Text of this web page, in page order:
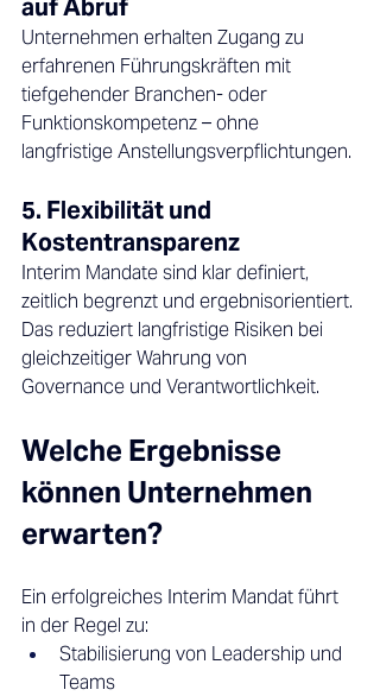
auf Abruf
Unternehmen erhalten Zugang zu
erfahrenen Führungskräften mit
tiefgehender Branchen- oder
Funktionskompetenz – ohne
langfristige Anstellungsverpflichtungen.
5. Flexibilität und
Kostentransparenz
Interim Mandate sind klar definiert,
zeitlich begrenzt und ergebnisorientiert.
Das reduziert langfristige Risiken bei
gleichzeitiger Wahrung von
Governance und Verantwortlichkeit.
Welche Ergebnisse
können Unternehmen
erwarten?
Ein erfolgreiches Interim Mandat führt
in der Regel zu:
Stabilisierung von Leadership und
Teams